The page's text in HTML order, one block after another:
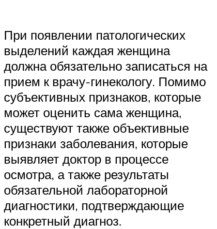
При появлении патологических
выделений каждая женщина
должна обязательно записаться на
прием к врачу-гинекологу. Помимо
субъективных признаков, которые
может оценить сама женщина,
существуют также объективные
признаки заболевания, которые
выявляет доктор в процессе
осмотра, а также результаты
обязательной лабораторной
диагностики, подтверждающие
конкретный диагноз.